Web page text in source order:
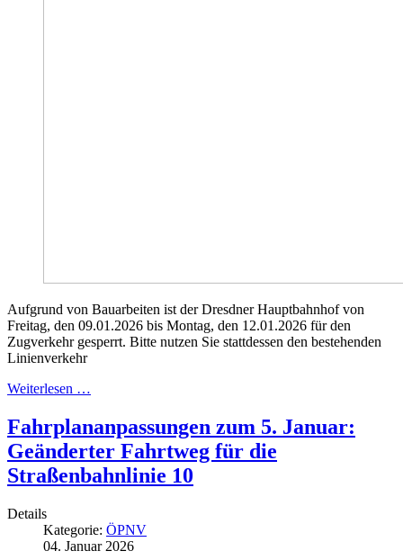
Aufgrund von Bauarbeiten ist der Dresdner Hauptbahnhof von
Freitag, den 09.01.2026 bis Montag, den 12.01.2026 für den
Zugverkehr gesperrt. Bitte nutzen Sie stattdessen den bestehenden
Linienverkehr
Weiterlesen …
Fahrplananpassungen zum 5. Januar:
Geänderter Fahrtweg für die
Straßenbahnlinie 10
Details
Kategorie: ÖPNV
04. Januar 2026